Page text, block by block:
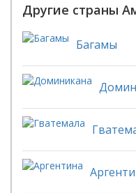
Другие страны
Багамы